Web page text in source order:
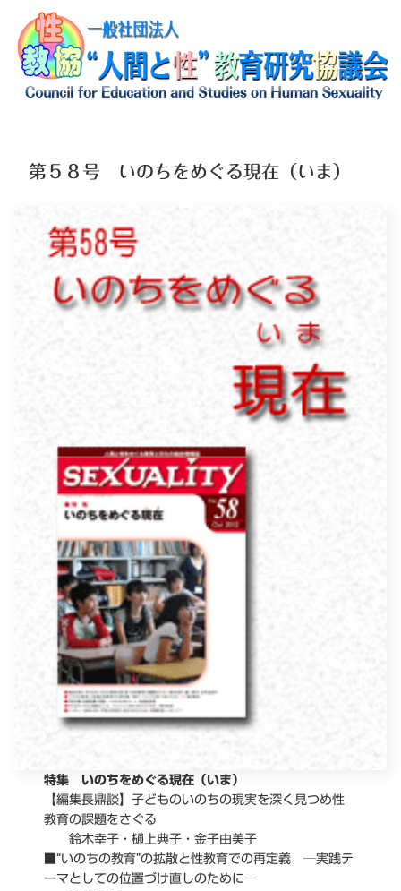
第５８号 いのちをめぐる現在（いま）
特集 いのちをめぐる現在（いま）
【編集長鼎談】子どものいのちの現実を深く見つめ性
教育の課題をさぐる
鈴木幸子・樋上典子・金子由美子
■“いのちの教育”の拡散と性教育での再定義 ─実践テ
ーマとしての位置づけ直しのために─